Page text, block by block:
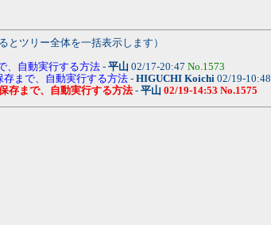
とツリー全体を一括表示します）
、自動実行する方法 - 平山 02/17-20:47 No.1573
存まで、自動実行する方法 - HIGUCHI Koichi 02/19-10:48
存まで、自動実行する方法- 平山 02/19-14:53 No.1575